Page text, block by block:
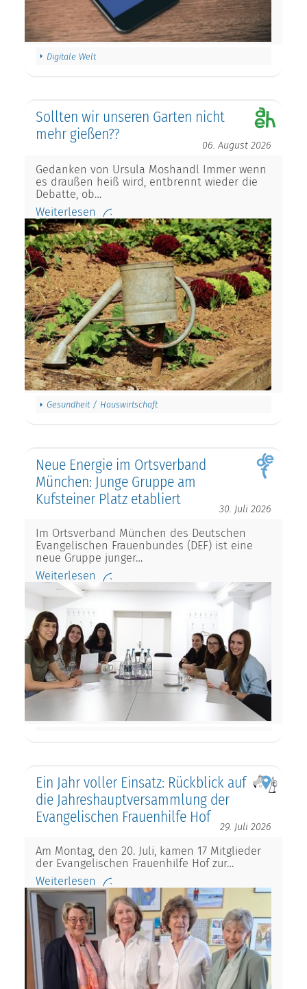
Digitale Welt
Sollten wir unseren Garten nicht
mehr gießen??
06. August 2026
Gedanken von Ursula Moshandl Immer wenn
es draußen heiß wird, entbrennt wieder die
Debatte, ob…
Weiterlesen
Gesundheit / Hauswirtschaft
Neue Energie im Ortsverband
München: Junge Gruppe am
Kufsteiner Platz etabliert
30. Juli 2026
Im Ortsverband München des Deutschen
Evangelischen Frauenbundes (DEF) ist eine
neue Gruppe junger…
Weiterlesen
Ein Jahr voller Einsatz: Rückblick auf
die Jahreshauptversammlung der
Evangelischen Frauenhilfe Hof
29. Juli 2026
Am Montag, den 20. Juli, kamen 17 Mitglieder
der Evangelischen Frauenhilfe Hof zur…
Weiterlesen